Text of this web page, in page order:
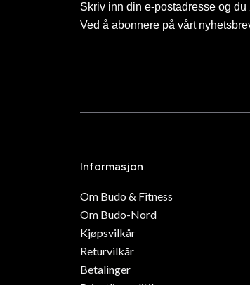
Skriv inn din e-postadresse og
Ved å abonnere på vårt
Informasjon
Om Budo & Fitness
Om Budo-Nord
Kjøpsvilkår
Returvilkår
Betalinger